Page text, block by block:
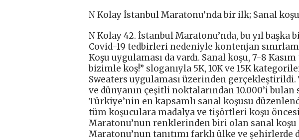
N Kolay İstanbul Maratonu’nda bir ilk; Sanal koşu
N Kolay 42. İstanbul Maratonu’nda, bu yıl başka
Covid-19 tedbirleri nedeniyle kontenjan
Koşu uygulaması da vardı. Sanal koşu, 7-8
bizimle koş!” sloganıyla 5K, 10K ve 15K
Sweaters uygulaması üzerinden
ve dünyanın çeşitli noktalarından 10.000’i
Türkiye’nin en kapsamlı sanal koşusu
tüm koşuculara madalya ve tişörtleri koşu
Maratonu’nun renklerinden biri olan sanal koşu
Maratonu’nun tanıtımı farklı ülke ve şehirlerde